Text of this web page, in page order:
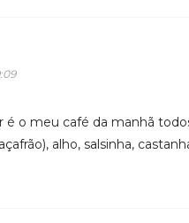
é o meu café da manhã
alho, salsinha,